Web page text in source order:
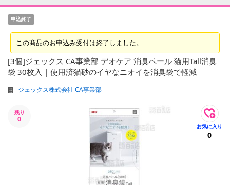
申込終了
この商品のお申込み受付は終了しました。
[3個]ジェックス CA事業部 デオケア 消臭ペール 猫用Tall消臭
袋 30枚入 | 使用済猫砂のイヤなニオイを消臭袋で軽減
ジェックス株式会社 CA事業部
残り
0
0